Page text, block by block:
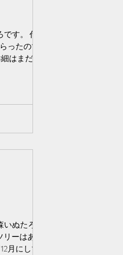
す。 代表鈴
たのです
はまだなの
ぬたろで
ーはありま
月にしてはび